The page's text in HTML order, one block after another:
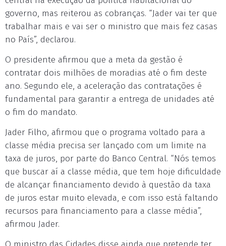
governo, mas reiterou as cobranças. “Jader vai ter que
trabalhar mais e vai ser o ministro que mais fez casas
no País”, declarou.
O presidente afirmou que a meta da gestão é
contratar dois milhões de moradias até o fim deste
ano. Segundo ele, a aceleração das contratações é
fundamental para garantir a entrega de unidades até
o fim do mandato.
Jader Filho, afirmou que o programa voltado para a
classe média precisa ser lançado com um limite na
taxa de juros, por parte do Banco Central. “Nós temos
que buscar aí a classe média, que tem hoje dificuldade
de alcançar financiamento devido à questão da taxa
de juros estar muito elevada, e com isso está faltando
recursos para financiamento para a classe média”,
afirmou Jader.